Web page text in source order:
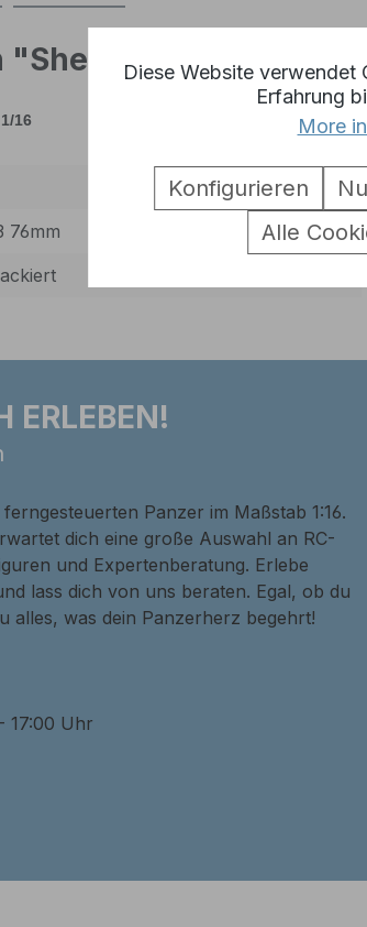
M4A3
16
76mm
ERLEBEN!
Panzer im Maßstab 1:16.
dich eine große Auswahl an RC-
und Expertenberatung. Erlebe
lass dich von uns beraten. Egal, ob du
alles, was dein Panzerherz begehrt!
17:00 Uhr
Diese Website verwendet
Erfahrung
More
Konfigurieren
Alle